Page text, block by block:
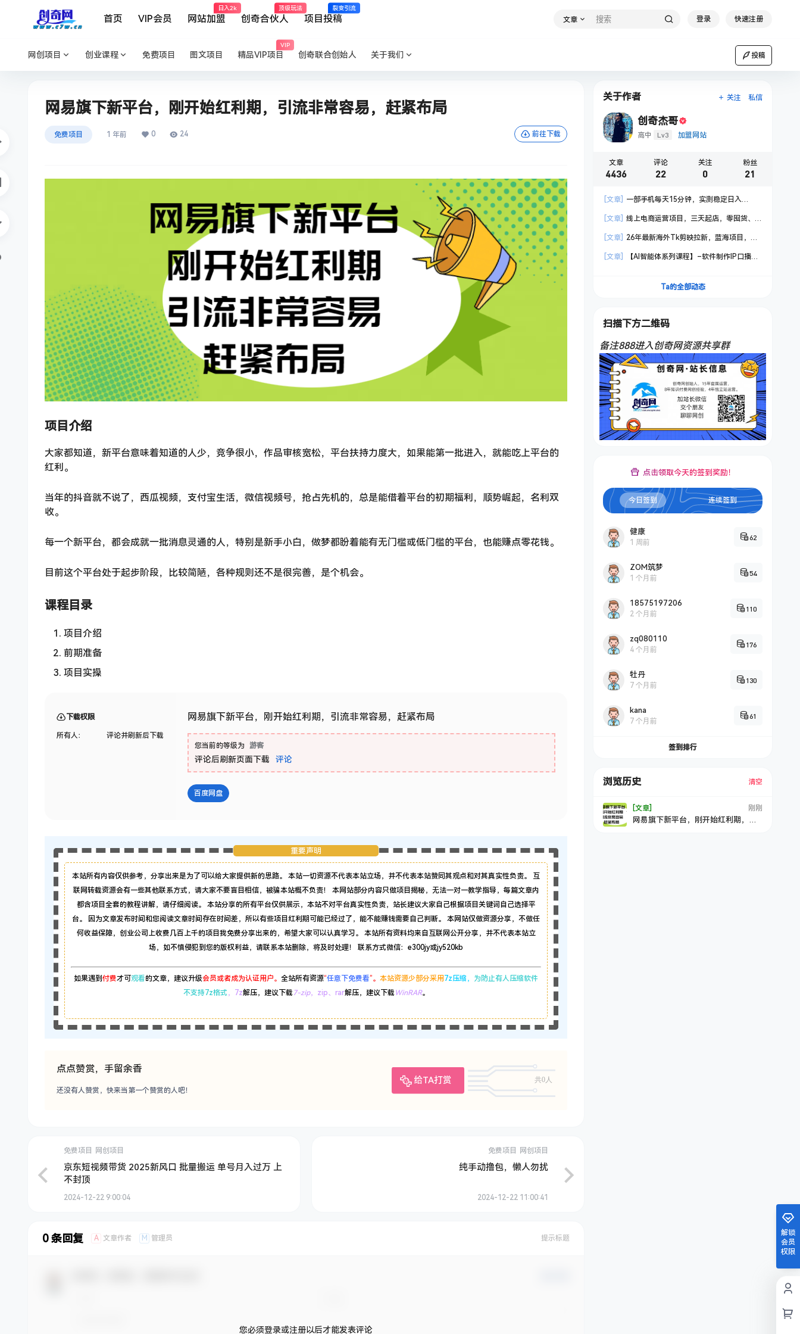
首页 VIP会员 网站加盟
日入2k
创奇合伙人
顶级玩法
项目投稿
裂变引流
文章 登录 快速注册
网创项目 创业课程 免费项目 图文项目 精品VIP项目
VIP
创奇联合创始人 关于我们 投稿
网易旗下新平台，刚开始红利期，引流非常容易，赶紧布局
免费项目 1 年前 0 24 前往下载
项目介绍
大家都知道，新平台意味着知道的人少，竞争很小，作品审核宽松，平台扶持力度大，如果能第一批进入，就能吃上平台的
红利。
当年的抖音就不说了，西瓜视频，支付宝生活，微信视频号，抢占先机的，总是能借着平台的初期福利，顺势崛起，名利双
收。
每一个新平台，都会成就一批消息灵通的人，特别是新手小白，做梦都盼着能有无门槛或低门槛的平台，也能赚点零花钱。
目前这个平台处于起步阶段，比较简陋，各种规则还不是很完善，是个机会。
课程目录
项目介绍
前期准备
项目实操
下载权限
所有人： 评论并刷新后下载
网易旗下新平台，刚开始红利期，引流非常容易，赶紧布局
您当前的等级为 游客
评论后刷新页面下载 评论
百度网盘
重要声明
本站所有内容仅供参考，分享出来是为了可以给大家提供新的思路。 本站一切资源不代表本站立场，并不代表本站赞同其观点和对其真实性负责。 互
联网转载资源会有一些其他联系方式，请大家不要盲目相信，被骗本站概不负责！ 本网站部分内容只做项目揭秘，无法一对一教学指导，每篇文章内
都含项目全套的教程讲解，请仔细阅读。 本站分享的所有平台仅供展示，本站不对平台真实性负责，站长建议大家自己根据项目关键词自己选择平
台。 因为文章发布时间和您阅读文章时间存在时间差，所以有些项目红利期可能已经过了，能不能赚钱需要自己判断。 本网站仅做资源分享，不做任
何收益保障，创业公司上收费几百上千的项目我免费分享出来的，希望大家可以认真学习。 本站所有资料均来自互联网公开分享，并不代表本站立
场，如不慎侵犯到您的版权利益，请联系本站删除，将及时处理！ 联系方式微信：e300jy或jy520kb
如果遇到付费才可 观看的文章，建议升级会员或者成为认证用户。 全站所有资源“任意下免费看”。 本站资源少部分采用 7z压缩， 为防止有人压缩软件
不支持7z格式 ，7z解压，建议下载 7-zip，zip、rar解压，建议下载 WinRAR。
点点赞赏，手留余香
给TA打赏
共0人
还没有人赞赏，快来当第一个赞赏的人吧！
免费项目 网创项目
京东短视频带货 2025新风口 批量搬运 单号月入过万 上
不封顶
2024-12-22 9:00:04
免费项目 网创项目
纯手动撸包，懒人勿扰
2024-12-22 11:00:41
0 条回复 A 文章作者 M 管理员 提示标题
您必须登录或注册以后才能发表评论
关于作者 关注 私信
创奇杰哥
高中 Lv3 加盟网站
文章
4436
评论
22
关注
0
粉丝
21
[文章]
一部手机每天15分钟，实测稳定日入
[文章]
线上电商运营项目，三天起店，零囤货、
作战规划
[文章]
26年最新海外Tk剪映拉新，蓝海项目，会
[文章]
【AI智能体系列课程】–软件制作IP口播视
频，轻松起号，日入1000+
Ta的全部动态
扫描下方二维码
备注888进入创奇网资源共享群
点击领取今天的签到奖励！
今日签到 连续签到
健康
1 周前
62
ZOM筑梦
1 个月前
54
18575197206
2 个月前
110
zq080110
4 个月前
176
牡丹
7 个月前
130
kana
7 个月前
61
签到排行
浏览历史 清空
[文章] 刚刚
网易旗下新平台，刚开始红利期，引
解锁
会员
权限